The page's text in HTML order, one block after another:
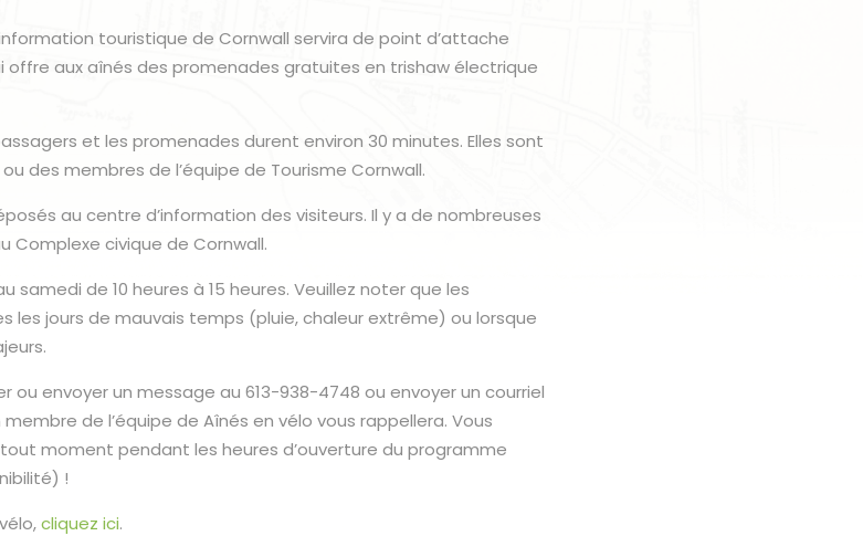
touristique de Cornwall servira de point d’attache
offre aux aînés des promenades gratuites en trishaw électrique
et les promenades durent environ 30 minutes. Elles sont
des membres de l’équipe de Tourisme Cornwall.
au centre d’information des visiteurs. Il y a de nombreuses
civique de Cornwall.
samedi de 10 heures à 15 heures. Veuillez noter que les
les jours de mauvais temps (pluie, chaleur extrême) ou lorsque
ou envoyer un message au 613-938-4748 ou envoyer un courriel
de l’équipe de Aînés en vélo vous rappellera. Vous
moment pendant les heures d’ouverture du programme
!
cliquez ici.